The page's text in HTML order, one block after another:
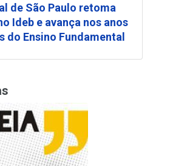
de São Paulo retoma
Ideb e avança nos anos
do Ensino Fundamental